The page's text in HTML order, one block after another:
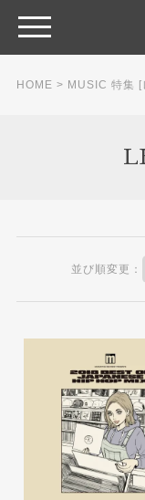
HOME > MUSIC 特集 [
並び順変更：